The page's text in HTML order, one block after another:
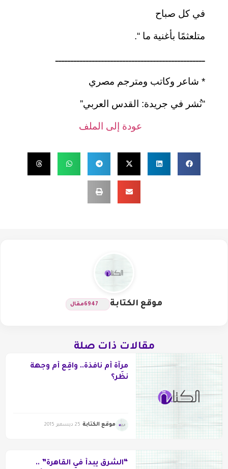
في كل صباح
متلعثمًا بأغنية ما “.
ـــــــــــــــــــــــــــــــــــــــــــــــــ
* شاعر وكاتب ومترجم مصري
“نُشر في جريدة: القدس العربي”
عودة إلى الملف
موقع الكتابة 6947مقال
مقالات ذات صلة
مرآة أم نافذة.. واقِع أم وجهة
نظَر؟
موقع الكتابة 25 ديسمبر 2015
“الشرق يبدأ في القاهرة” ..